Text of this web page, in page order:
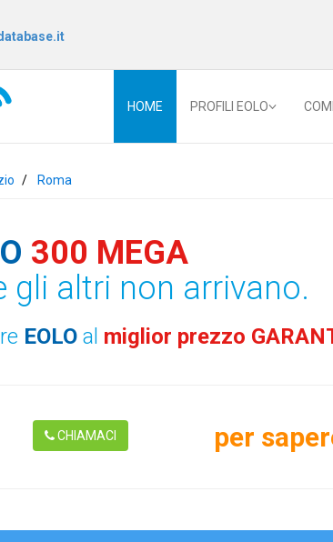
HOME PROFILI EOLO
Roma
300 MEGA
gli altri non arrivano.
EOLO al miglior prezzo
CHIAMACI per